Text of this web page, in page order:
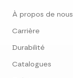
À propos de nous
Carrière
Durabilité
Catalogues